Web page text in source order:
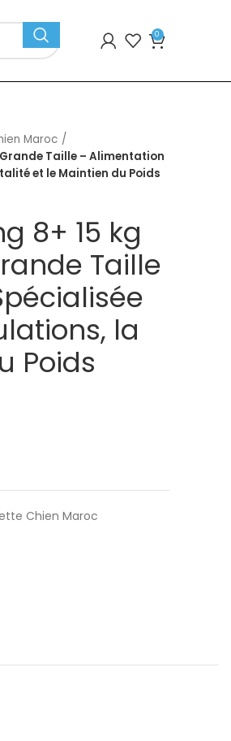
0
Maroc
Taille – Alimentation
et le Maintien du Poids
8+ 15 kg
Taille
la
Poids
Chien Maroc